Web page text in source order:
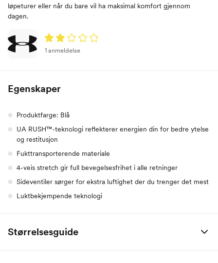
løpeturer eller når du bare vil ha maksimal komfort gjennom
dagen.
1 anmeldelse
Egenskaper
Produktfarge: Blå
UA RUSH™-teknologi reflekterer energien din for bedre ytelse
og restitusjon
Fukttransporterende materiale
4-veis stretch gir full bevegelsesfrihet i alle retninger
Sideventiler sørger for ekstra luftighet der du trenger det mest
Luktbekjempende teknologi
Størrelsesguide